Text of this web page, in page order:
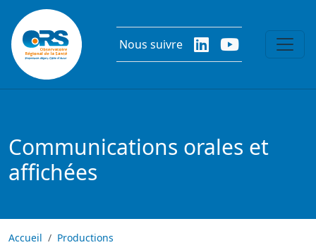
Aller au contenu principal
Nous suivre
Communications orales et
affichées
Accueil Productions